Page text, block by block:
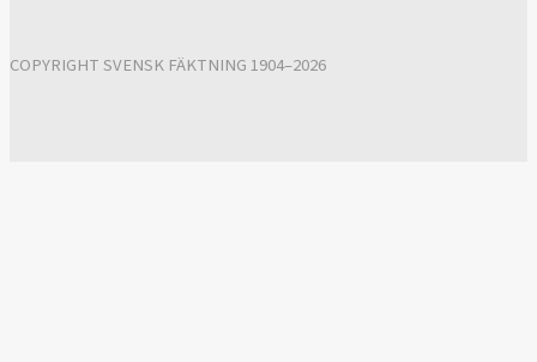
COPYRIGHT SVENSK FÄKTNING 1904–2026